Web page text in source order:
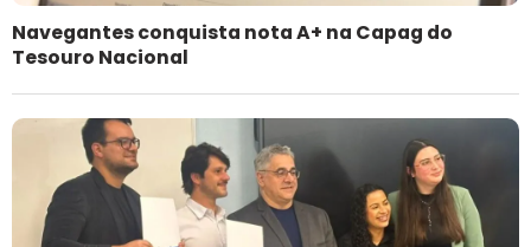
Navegantes conquista nota A+ na Capag do
Tesouro Nacional